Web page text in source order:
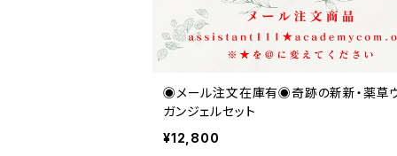
◉メール注文在庫有◉奇跡の新新・薬草
ガンジェルセット
¥12,800